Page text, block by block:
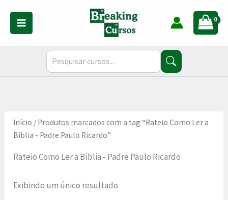
conteúdo
Início / Produtos marcados com a tag “Rateio Como Ler a
Bíblia - Padre Paulo Ricardo”
Rateio Como Ler a Bíblia - Padre Paulo Ricardo
Exibindo um único resultado